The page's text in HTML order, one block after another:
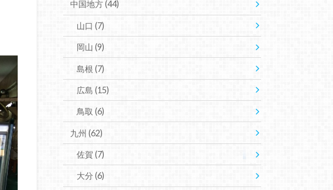
中国地方(44)
山口(7)
岡山(9)
島根(7)
広島(15)
鳥取(6)
九州 (62)
佐賀(7)
大分(6)